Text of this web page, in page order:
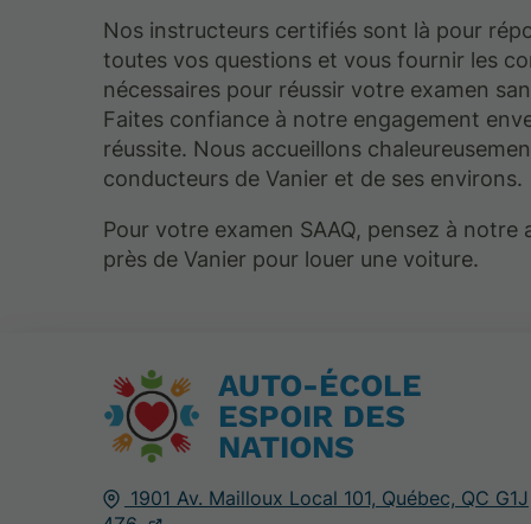
Nos instructeurs certifiés sont là pour
toutes vos questions et vous fournir les
nécessaires pour réussir votre examen
Faites confiance à notre engagement
réussite. Nous accueillons
conducteurs de Vanier et de ses environs.
Pour votre examen SAAQ, pensez à notre
près de Vanier pour louer une voiture.
AUTO-ÉCOLE
ESPOIR DES
NATIONS
1901 Av. Mailloux Local 101, Québec, QC G1J